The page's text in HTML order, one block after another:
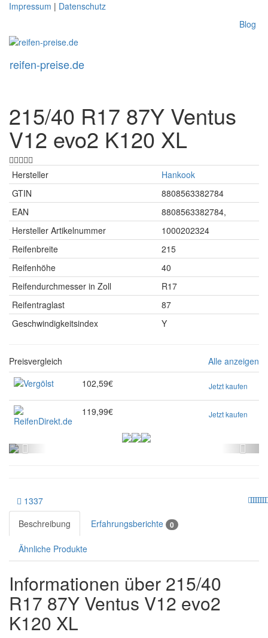
Skip
content
Impressum | Datenschutz
Blog
reifen-preise.de
215/40 R17 87Y Ventus
V12 evo2 K120 XL
Hersteller
Hankook
GTIN
8808563382784
EAN
8808563382784,
Hersteller Artikelnummer
1000202324
Reifenbreite
215
Reifenhöhe
40
Reifendurchmesser in Zoll
R17
Reifentraglast
87
Geschwindigkeitsindex
Y
Alle anzeigen
Preisvergleich
102,59€
Jetzt kaufen
119,99€ Jetzt kaufen
1337
Beschreibung
Erfahrungsberichte 0
Ähnliche Produkte
Informationen über 215/40
R17 87Y Ventus V12 evo2
K120 XL